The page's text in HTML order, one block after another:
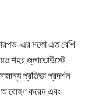
এর মতো এত বেশি
শহর জ্লাতোউস্টে
প্রতিভা প্রদর্শন
আরোহণ করেন এবং